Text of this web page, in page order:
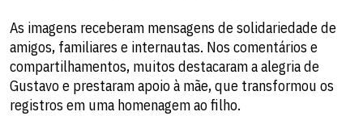
As imagens receberam mensagens de solidariedade de
amigos, familiares e internautas. Nos comentários e
compartilhamentos, muitos destacaram a alegria de
Gustavo e prestaram apoio à mãe, que transformou os
registros em uma homenagem ao filho.